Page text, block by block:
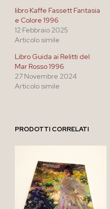
libro Kaffe Fassett Fantasia
e Colore 1996
12 Febbraio 2025
Articolo simile
Libro Guida ai Relitti del
Mar Rosso 1996
27 Novembre 2024
Articolo simile
PRODOTTI CORRELATI